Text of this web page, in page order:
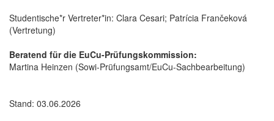
Studentische*r Vertreter*in: Clara Cesari; Patrícia Frančeková
(Vertretung)
Beratend für die EuCu-Prüfungskommission:
Martina Heinzen (Sowi-Prüfungsamt/EuCu-Sachbearbeitung)
Stand: 03.06.2026